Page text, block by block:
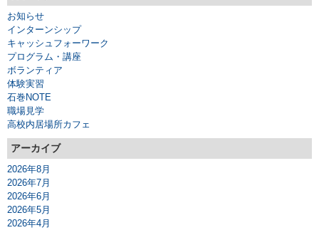
お知らせ
インターンシップ
キャッシュフォーワーク
プログラム・講座
ボランティア
体験実習
石巻NOTE
職場見学
高校内居場所カフェ
アーカイブ
2026年8月
2026年7月
2026年6月
2026年5月
2026年4月